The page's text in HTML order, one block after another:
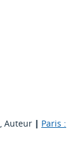
, Auteur | Paris :